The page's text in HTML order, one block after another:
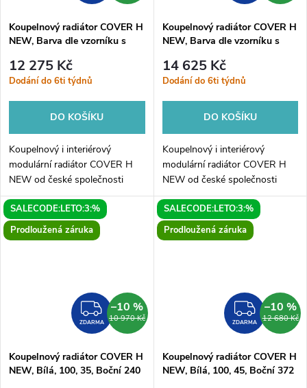
Koupelnový radiátor COVER H
NEW, Barva dle vzorníku s
372 mm
12 275 Kč
Dodání do 6ti týdnů
DO KOŠÍKU
Koupelnový i interiérový
modulární radiátor COVER H
NEW od české společnosti
HOPA. Elegantní radiátor je
dostupný v mnoha variantách.
COVER H NEW je originální
radiátor...
Koupelnový radiátor COVER H
NEW, Barva dle vzorníku s
500 mm
14 625 Kč
Dodání do 6ti týdnů
DO KOŠÍKU
Koupelnový i interiérový
modulární radiátor COVER H
NEW od české společnosti
HOPA. Elegantní radiátor je
dostupný v mnoha variantách.
COVER H NEW je originální
radiátor...
SALECODE:LETO:3:%
Prodloužená záruka
ZDARMA
ZDARMA 10 970 Kč
–10 %
Koupelnový radiátor COVER H
NEW, Bílá, 100, 35, Boční 240
SALECODE:LETO:3:%
Prodloužená záruka
ZDARMA 12 680 Kč
–10 %
Koupelnový radiátor COVER H
NEW, Bílá, 100, 45, Boční 372